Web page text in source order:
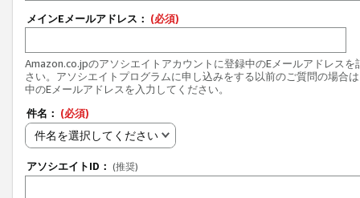
メインEメールアドレス： (必須)
Amazon.co.jpのアソシエイトアカウントに登録中のEメールアドレスを
さい。アソシエイトプログラムに申し込みをする以前のご質問の場合
中のEメールアドレスを入力してください。
件名： (必須)
件名を選択してください
アソシエイトID： (推奨)